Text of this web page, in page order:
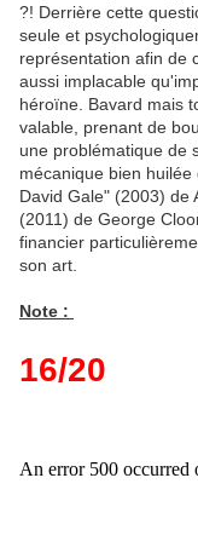
?! Derrière cette
seule et
représentation afin de
aussi implacable
héroïne. Bavard mais
valable, prenant de
une problématique de
mécanique bien
David Gale" (2003) de
(2011) de George
financier
son art.
Note :
16/20